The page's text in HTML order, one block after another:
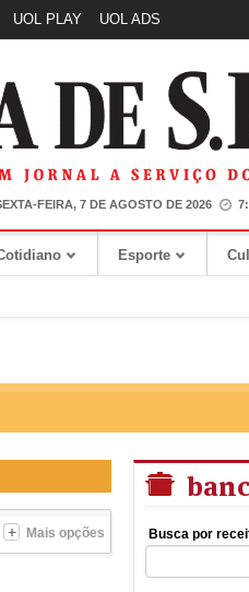
UOL PLAY UOL ADS
FEIRA, 7 DE AGOSTO DE 2026
Esporte
Mais opções Busca por